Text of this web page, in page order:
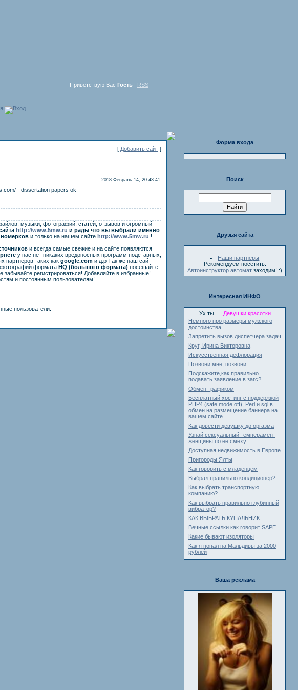
Приветствую Вас Гость | RSS
Вход
[ Добавить сайт ]
2018 Февраль 14, 20:43:41
- dissertation papers ok’
музыки, фотографий, статей, отзывов и огромный
http://www.5mw.ru и рады что вы выбрали именно
номеркови только на нашем сайте http://www.5mw.ru !
в и всегда самые свежие и на сайте появляются
у нас нет никаких вредоносных программ подставных,
партнеров таких как google.comи д.р Так же наш сайт
формата HQ (большого формата) посещайте
регистрироваться! Добавляйте в избранные!
и постоянным пользователям!
пользователи.
Форма входа
Поиск
Друзья сайта
Наши партнеры
Рекомендуем посетить:
Автоинструктор автомат заходим! :)
Интересная ИНФО
Ух ты.....
Девушки красотки
Немного про размеры мужского
достоинства
Запретить вызов диспетчера задач
Круг, Ирина Викторовна
Искусственная дефлорация
Позвони мне, позвони...
Подскажите,как правильно
подавать заявление в загс?
Обмен трафиком
Бесплатный хостинг с поддержкой
PHP4 (safe mode off), Perl и sql в
обмен на размещение баннера на
вашем сайте
Как довести девушку до оргазма
Узнай сексуальный темперамент
женщины по ее смеху
Доступная недвижимость в Европе
Пригороды Ялты
Как говорить с младенцем
Выбрал правильно кондиционер?
Как выбрать транспортную
компанию?
Как выбрать правильно глубинный
вибратор?
КАК ВЫБРАТЬ КУПАЛЬНИК
Вечные ссылки как говорит SAPE
Какие бывают изоляторы
Как я попал на Мальдивы за 2000
рублей
Ваша реклама